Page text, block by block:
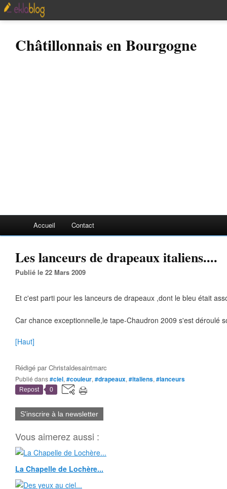
Châtillonnais en Bourgogne
Accueil Contact
Les lanceurs de drapeaux italiens....
Publié le 22 Mars 2009
Et c'est parti pour les lanceurs de drapeaux ,dont le bleu était
Car chance exceptionnelle,le tape-Chaudron 2009 s'est déroulé
[Haut]
Rédigé parChristaldesaintmarc
Publié dans#ciel, #couleur, #drapeaux, #italiens, #lanceurs
Repost 0
S'inscrire à la newsletter
Vous aimerez aussi :
La Chapelle de Lochère...